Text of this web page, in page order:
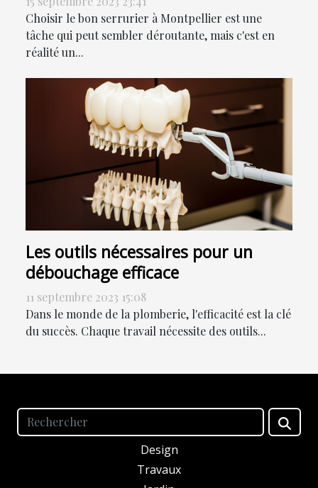
Choisir le bon serrurier à Montpellier est une
tâche qui peut sembler déroutante, mais c'est en
réalité un...
Les outils nécessaires pour un
débouchage efficace
11 septembre 2023 15:08
Dans le monde de la plomberie, l'efficacité est la clé
du succès. Chaque travail nécessite des outils...
Design
Travaux